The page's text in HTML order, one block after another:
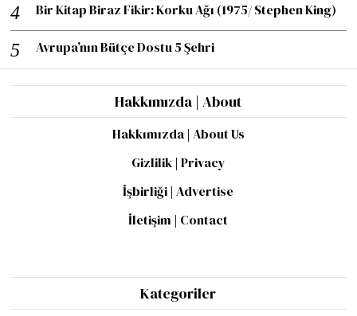
Bir Kitap Biraz Fikir: Korku Ağı (1975/ Stephen King)
Avrupa’nın Bütçe Dostu 5 Şehri
Hakkımızda | About
Hakkımızda | About Us
Gizlilik | Privacy
İşbirliği | Advertise
İletişim | Contact
Kategoriler